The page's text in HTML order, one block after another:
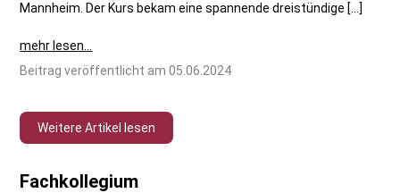
Mannheim. Der Kurs bekam eine spannende dreistündige […]
mehr lesen...
Beitrag veröffentlicht am 05.06.2024
Weitere Artikel lesen
Fachkollegium